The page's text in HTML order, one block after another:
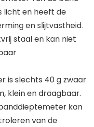
licht en heeft de
en slijtvastheid.
staal en kan niet
is slechts 40 g zwaar
klein en draagbaar.
kan
van de